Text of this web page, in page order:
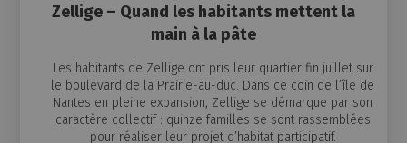
Zellige – Quand les habitants mettent la
main à la pâte
Les habitants de Zellige ont pris leur quartier fin juillet sur
le boulevard de la Prairie-au-duc. Dans ce coin de l’île de
Nantes en pleine expansion, Zellige se démarque par son
caractère collectif : quinze familles se sont rassemblées
pour réaliser leur projet d’habitat participatif.